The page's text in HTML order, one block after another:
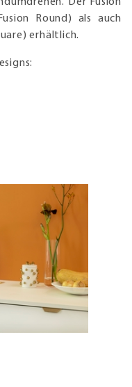
Round) als auch
erhältlich.